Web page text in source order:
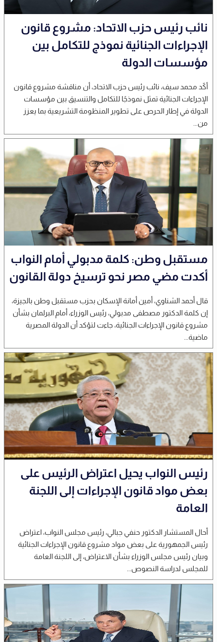
نائب رئيس حزب الاتحاد: مشروع قانون
الإجراءات الجنائية نموذج للتكامل بين
مؤسسات الدولة
أكّد محمد سيف، نائب رئيس حزب الاتحاد، أن مناقشة مشروع قانون
الإجراءات الجنائية تمثل نموذجًا للتكامل والتنسيق بين مؤسسات
الدولة في إطار الحرص على تطوير المنظومة التشريعية بما يعزز
من...
مستقبل وطن: كلمة مدبولي أمام النواب
أكدت مضي مصر نحو ترسيخ دولة القانون
قال أحمد الشناوي، أمين أمانة الإسكان بحزب مستقبل وطن بالجيزة،
إن كلمة الدكتور مصطفى مدبولي، رئيس الوزراء، أمام البرلمان بشأن
مشروع قانون الإجراءات الجنائية، جاءت لتؤكد أن الدولة المصرية
ماضية...
رئيس النواب يحيل اعتراض الرئيس على
بعض مواد قانون الإجراءات إلى اللجنة
العامة
أحال المستشار الدكتور حنفي جبالي، رئيس مجلس النواب، اعتراض
رئيس الجمهورية على بعض مواد مشروع قانون الإجراءات الجنائية
وبيان رئيس مجلس الوزراء بشأن الاعتراض، إلى اللجنة العامة
للمجلس لدراسة النصوص...